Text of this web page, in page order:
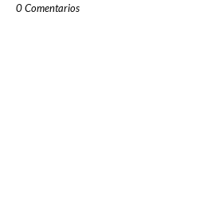
0 Comentarios